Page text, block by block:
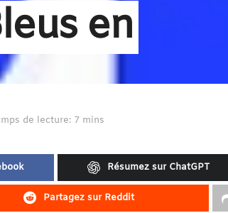
en
de lecture: 7 mins
Résumez sur ChatGPT
Partagez sur Reddit